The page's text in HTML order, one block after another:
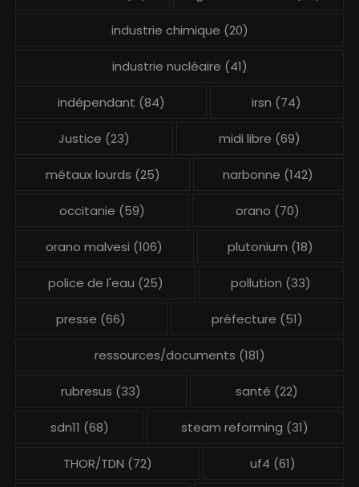
industrie chimique (20)
industrie nucléaire (41)
indépendant (84) irsn (74)
Justice (23) midi libre (69)
métaux lourds (25) narbonne (142)
occitanie (59) orano (70)
orano malvesi (106) plutonium (18)
police de l'eau (25) pollution (33)
presse (66) préfecture (51)
ressources/documents (181)
rubresus (33) santé (22)
sdn11 (68) steam reforming (31)
THOR/TDN (72) uf4 (61)